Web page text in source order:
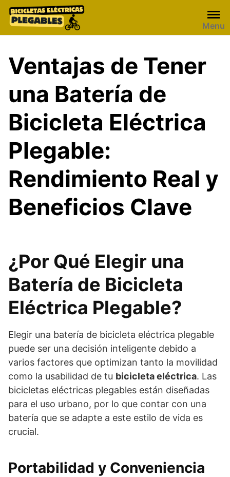
Skip
Menu
Ventajas de Tener
una Batería de
Bicicleta Eléctrica
Plegable:
Rendimiento Real y
Beneficios Clave
¿Por Qué Elegir una
Batería de Bicicleta
Eléctrica Plegable?
Elegir una batería de bicicleta eléctrica plegable
puede ser una decisión inteligente debido a
varios factores que optimizan tanto la movilidad
como la usabilidad de tu bicicleta eléctrica. Las
bicicletas eléctricas plegables están diseñadas
para el uso urbano, por lo que contar con una
batería que se adapte a este estilo de vida es
crucial.
Portabilidad y Conveniencia